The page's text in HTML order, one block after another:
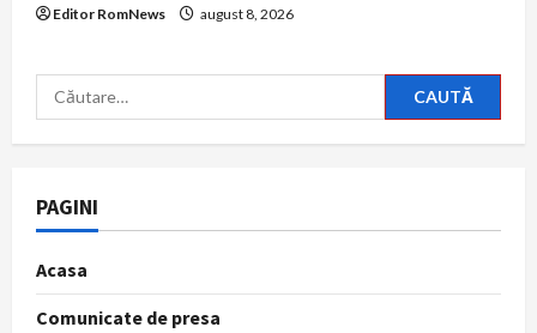
Editor RomNews august 8, 2026
Caută
după:
PAGINI
Acasa
Comunicate de presa